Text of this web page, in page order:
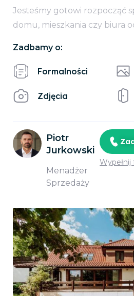
Jesteśmy gotowi rozpocząć
domu, mieszkania czy biura
Zadbamy o:
Formalności
Zdjęcia
Piotr
Jurkowski
Menadżer
Sprzedaży